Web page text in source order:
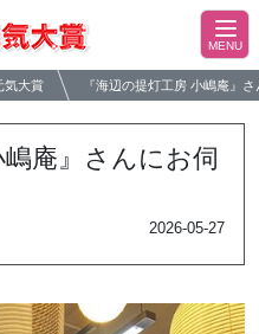
気大賞 『海辺の提灯工房 小嶋庵』
嶋庵』さんにお伺
2026-05-27